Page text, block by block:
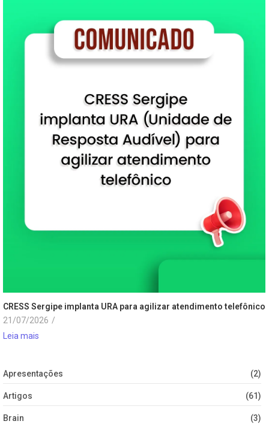
CRESS Sergipe implanta URA para agilizar atendimento telefônico
21/07/2026 /
Leia mais
Apresentações (2)
Artigos (61)
Brain (3)